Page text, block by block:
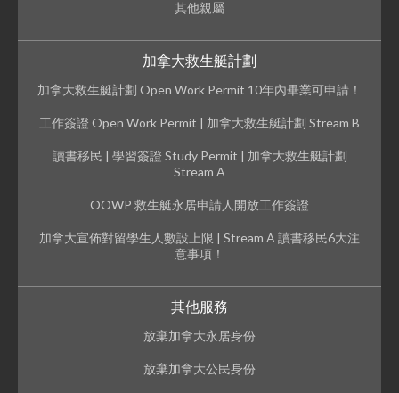
其他親屬
加拿大救生艇計劃
加拿大救生艇計劃 Open Work Permit 10年內畢業可申請！
工作簽證 Open Work Permit | 加拿大救生艇計劃 Stream B
讀書移民 | 學習簽證 Study Permit | 加拿大救生艇計劃
Stream A
OOWP 救生艇永居申請人開放工作簽證
加拿大宣佈對留學生人數設上限 | Stream A 讀書移民6大注
意事項！
其他服務
放棄加拿大永居身份
放棄加拿大公民身份